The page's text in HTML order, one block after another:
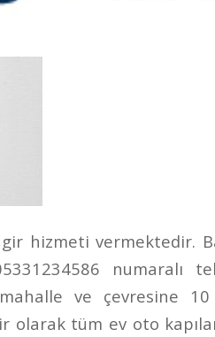
hizmeti vermektedir.
numaralı
ve çevresine
tüm ev oto